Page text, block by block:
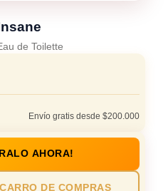
de Toilette
Envío gratis desde $200.000
AHORA!
DE COMPRAS